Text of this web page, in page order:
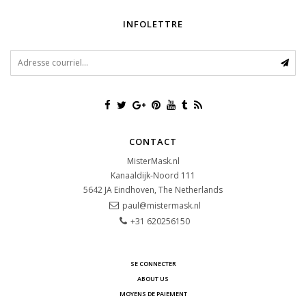
INFOLETTRE
CONTACT
MisterMask.nl
Kanaaldijk-Noord 111
5642 JA Eindhoven, The Netherlands
paul@mistermask.nl
+31 620256150
SE CONNECTER
ABOUT US
MOYENS DE PAIEMENT